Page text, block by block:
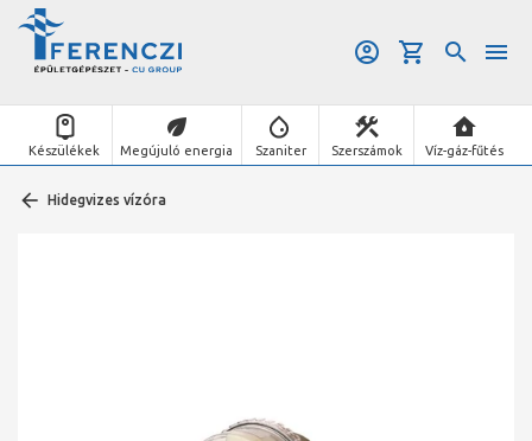
Készülékek Megújuló energia Szaniter Szerszámok Víz-gáz-fűtés
Hidegvizes vízóra